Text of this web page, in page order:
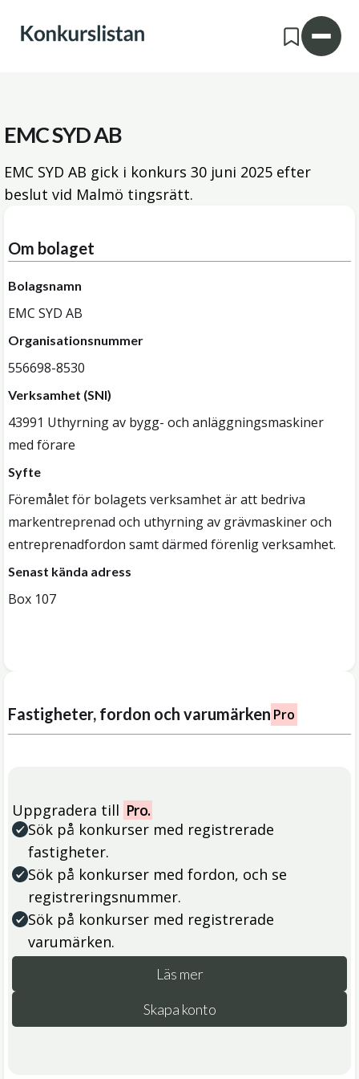
EMC SYD AB
EMC SYD AB gick i konkurs 30 juni 2025 efter
beslut vid Malmö tingsrätt.
Om bolaget
Bolagsnamn
EMC SYD AB
Organisationsnummer
556698-8530
Verksamhet (SNI)
43991 Uthyrning av bygg- och anläggningsmaskiner
med förare
Syfte
Föremålet för bolagets verksamhet är att bedriva
markentreprenad och uthyrning av grävmaskiner och
entreprenadfordon samt därmed förenlig verksamhet.
Senast kända adress
Box 107
Fastigheter, fordon och varumärken Pro
Uppgradera till Pro.
Sök på konkurser med registrerade
fastigheter.
Sök på konkurser med fordon, och se
registreringsnummer.
Sök på konkurser med registrerade
varumärken.
Läs mer
Skapa konto